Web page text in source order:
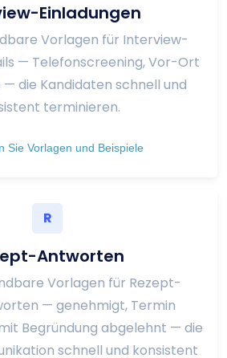
Einladungen
Vorlagen für Interview-
— Telefonscreening, Vor-Ort
— die Kandidaten schnell und
terminieren.
Sie Vorlagen und Beispiele
R
Antworten
Vorlagen für Rezept-
— genehmigt, Termin
Begründung abgelehnt — die
schnell und konsistent